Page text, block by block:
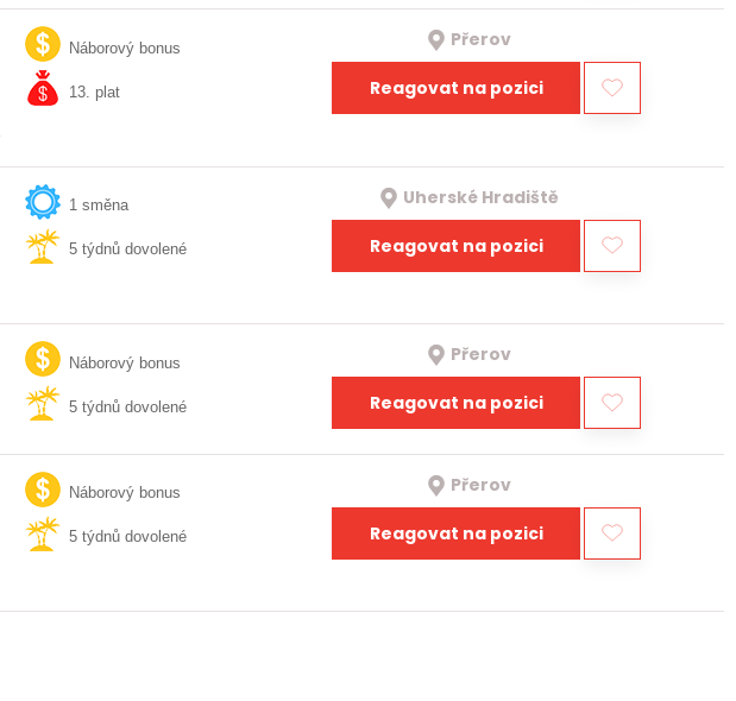
Náborový bonus
13. plat
Přerov
Reagovat na pozici
1 směna
5 týdnů dovolené
Uherské Hradiště
Reagovat na pozici
Náborový bonus
5 týdnů dovolené
Přerov
Reagovat na pozici
Náborový bonus
5 týdnů dovolené
Přerov
Reagovat na pozici